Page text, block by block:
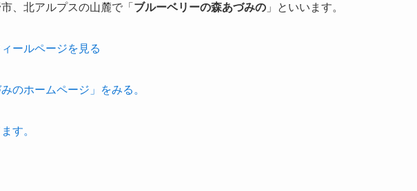
、北アルプスの山麓で「 ブルーベリーの森あづみの 」といいます。
ールページを見る
のホームページ」をみる。
す。